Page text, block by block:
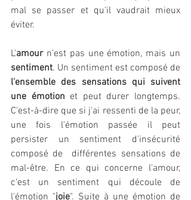
mal se passer et qu'il vaudrait mieux
éviter.
L'amour
sentiment
l'ensemble des sensations qui suivent
une émotion et peut durer longtemps.
C'est-à-dire que si j'ai ressenti de la peur,
une fois l'émotion passée il peut
persister un sentiment d'insécurité
composé de  différentes sensations de
mal-être. En ce qui concerne l'amour,
c'est un sentiment qui découle de
l'émotion "joie". Suite à une émotion de